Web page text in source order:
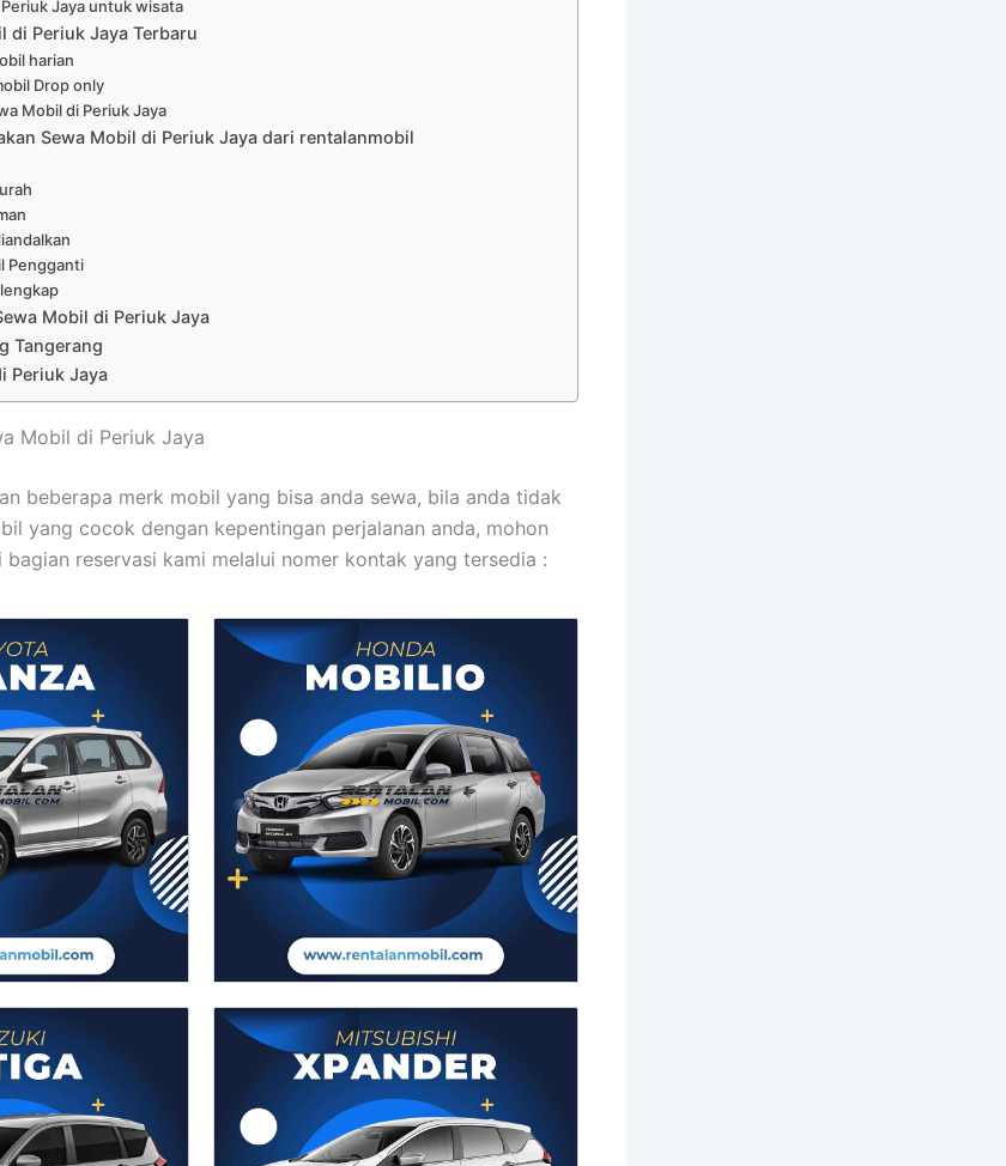
Jaya untuk wisata
di Periuk Jaya Terbaru
harian
Drop only
Mobil di Periuk Jaya
Sewa Mobil di Periuk Jaya dari rentalanmobil
Pengganti
Mobil di Periuk Jaya
Tangerang
Periuk Jaya
Mobil di Periuk Jaya
beberapa merk mobil yang bisa anda sewa, bila anda tidak
yang cocok dengan kepentingan perjalanan anda, mohon
bagian reservasi kami melalui nomer kontak yang tersedia :